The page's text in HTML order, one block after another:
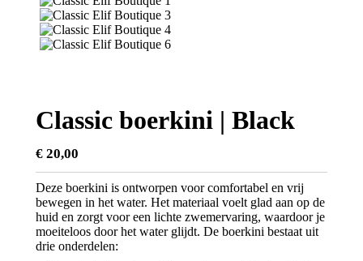
Classic boerkini | Black
€ 20,00
Deze boerkini is ontworpen voor comfortabel en vrij
bewegen in het water. Het materiaal voelt glad aan op de
huid en zorgt voor een lichte zwemervaring, waardoor je
moeiteloos door het water glijdt. De boerkini bestaat uit
drie onderdelen: